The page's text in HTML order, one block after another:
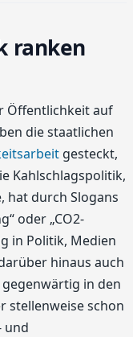
ranken
Öffentlichkeit auf
die staatlichen
gesteckt,
Kahlschlagspolitik,
hat durch Slogans
oder „CO2-
in Politik, Medien
hinaus auch
gegenwärtig in den
stellenweise schon
und